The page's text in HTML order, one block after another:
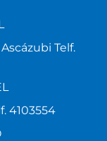
Telf.
4103554